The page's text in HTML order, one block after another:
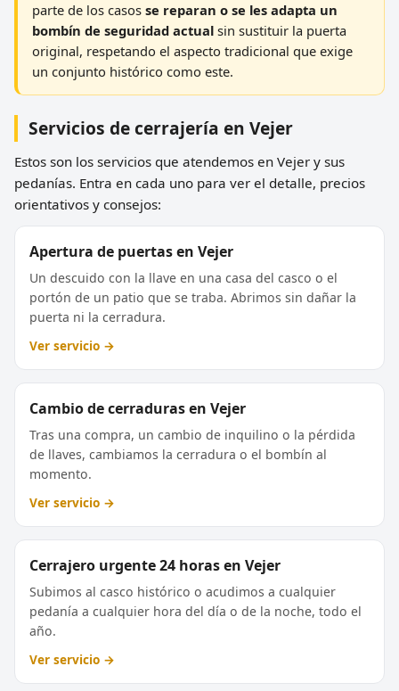
parte de los casos se reparan o se les adapta un
bombín de seguridad actual sin sustituir la puerta
original, respetando el aspecto tradicional que exige
un conjunto histórico como este.
Servicios de cerrajería en Vejer
Estos son los servicios que atendemos en Vejer y sus
pedanías. Entra en cada uno para ver el detalle, precios
orientativos y consejos:
Apertura de puertas en Vejer
Un descuido con la llave en una casa del casco o el
portón de un patio que se traba. Abrimos sin dañar la
puerta ni la cerradura.
Ver servicio →
Cambio de cerraduras en Vejer
Tras una compra, un cambio de inquilino o la pérdida
de llaves, cambiamos la cerradura o el bombín al
momento.
Ver servicio →
Cerrajero urgente 24 horas en Vejer
Subimos al casco histórico o acudimos a cualquier
pedanía a cualquier hora del día o de la noche, todo el
año.
Ver servicio →